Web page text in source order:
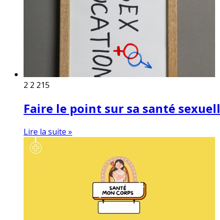
2 2 215
Faire le point sur sa santé
Lire la suite »